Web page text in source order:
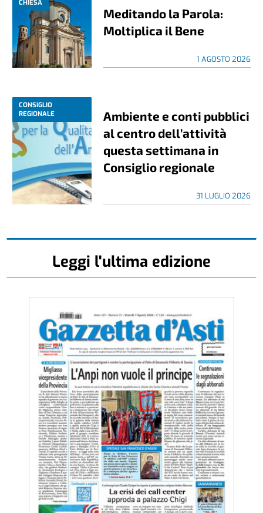
CHIESA
Meditando la Parola:
Moltiplica il Bene
1 AGOSTO 2026
CONSIGLIO
REGIONALE
Ambiente e conti pubblici
al centro dell’attività
questa settimana in
Consiglio regionale
31 LUGLIO 2026
Leggi l'ultima edizione